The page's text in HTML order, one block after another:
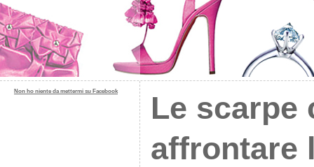
Non ho niente da mettermi su Facebook
Le scarpe
affrontare